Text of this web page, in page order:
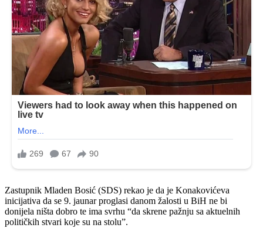
Zastupnik Mladen Bosić (SDS) rekao je da je Konakovićeva
inicijativa da se 9. jaunar proglasi danom žalosti u BiH ne bi
donijela ništa dobro te ima svrhu “da skrene pažnju sa aktuelnih
političkih stvari koje su na stolu”.